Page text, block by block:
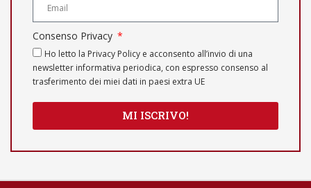
Consenso Privacy
Ho letto la Privacy Policy e acconsento all’invio di una
newsletter informativa periodica, con espresso consenso al
trasferimento dei miei dati in paesi extra UE
MI ISCRIVO!